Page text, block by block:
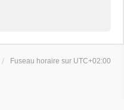
Fuseau horaire sur UTC+02:00